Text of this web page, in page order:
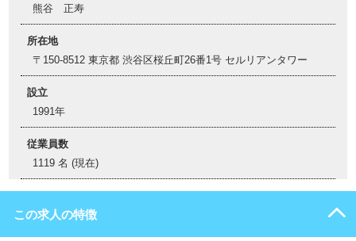
熊谷 正寿
所在地
〒150-8512 東京都 渋谷区桜丘町26番1号 セルリアンタワー
設立
1991年
従業員数
1119 名 (現在)
この求人の特徴